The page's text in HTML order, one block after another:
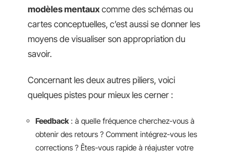
modèles mentaux comme des schémas ou
cartes conceptuelles, c’est aussi se donner les
moyens de visualiser son appropriation du
savoir.
Concernant les deux autres piliers, voici
quelques pistes pour mieux les cerner :
Feedback : à quelle fréquence cherchez-vous à
obtenir des retours ? Comment intégrez-vous les
corrections ? Êtes-vous rapide à réajuster votre